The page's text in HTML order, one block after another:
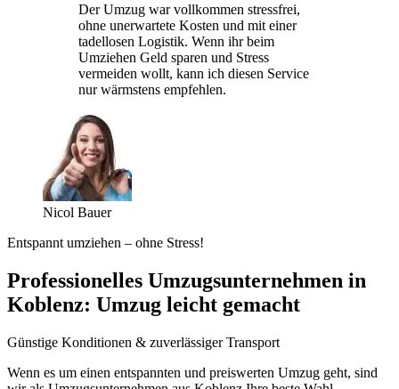
Der Umzug war vollkommen stressfrei,
ohne unerwartete Kosten und mit einer
tadellosen Logistik. Wenn ihr beim
Umziehen Geld sparen und Stress
vermeiden wollt, kann ich diesen Service
nur wärmstens empfehlen.
Nicol Bauer
Entspannt umziehen – ohne Stress!
Professionelles Umzugsunternehmen in
Koblenz: Umzug leicht gemacht
Günstige Konditionen & zuverlässiger Transport
Wenn es um einen entspannten und preiswerten Umzug geht, sind